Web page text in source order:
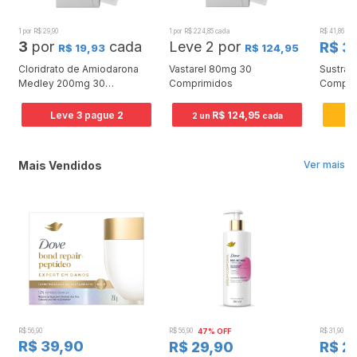
1 por R$ 29,90
3 por R$ 19,93 cada
Cloridrato de Amiodarona
Medley 200mg 30
Leve 3pague 2
1 por R$ 224,85 cada
Leve 2 por R$ 124,95
cada
Vastarel 80mg 30
Comprimidos
2 un R$ 124,95 cada
R$ 41,86
R$
Ver mais
Mais Vendidos
R$ 56,90
R$ 39,90
R$ 56,90 47% OFF
R$ 29,90
R$ 31,90
R$